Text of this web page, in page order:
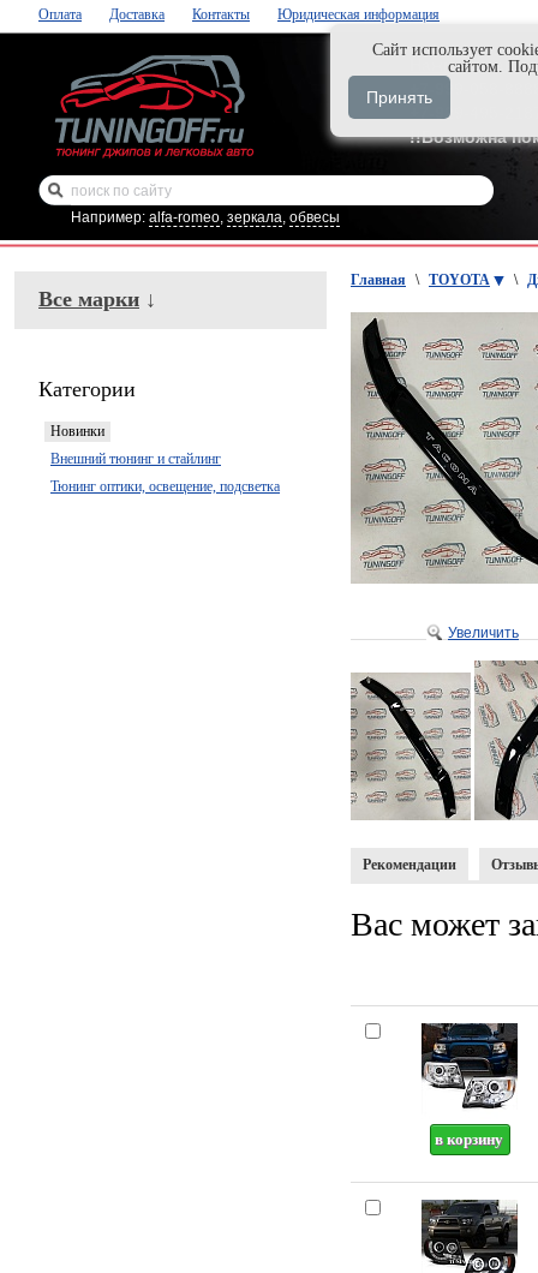
Оплата Доставка Контакты Юридическая информация
Нажми и
+7-929-495-
!!Возможна
Например: alfa-romeo, зеркала, обвесы
Все марки ↓
Категории
Новинки
Внешний тюнинг и стайлинг
Тюнинг оптики, освещение, подсветка
Главная \ TOYOTA \
Увеличить
Рекомендации
Вас может
Cайт использует
сайтом.
Принять